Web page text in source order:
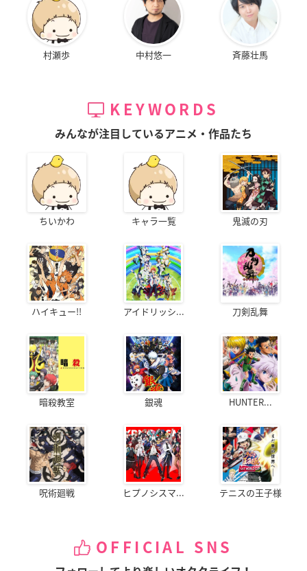
村瀬歩 中村悠一 斉藤壮馬
KEYWORDS
みんなが注目しているアニメ・作品たち
ちいかわ キャラ一覧 鬼滅の刃
ハイキュー!! アイドリッシ... 刀剣乱舞
暗殺教室 銀魂 HUNTER...
呪術廻戦 ヒプノシスマ... テニスの王子様
OFFICIAL SNS